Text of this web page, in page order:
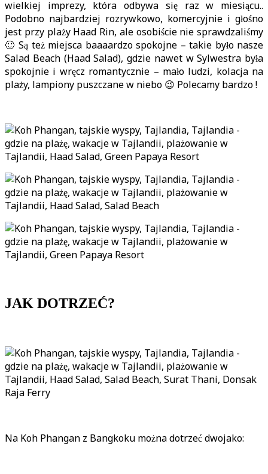
wielkiej imprezy, która odbywa się raz w miesiącu..
Podobno najbardziej rozrywkowo, komercyjnie i głośno
jest przy plaży Haad Rin, ale osobiście nie sprawdzaliśmy
🙂 Są też miejsca baaaardzo spokojne – takie było nasze
Salad Beach (Haad Salad), gdzie nawet w Sylwestra była
spokojnie i wręcz romantycznie – mało ludzi, kolacja na
plaży, lampiony puszczane w niebo 😉 Polecamy bardzo !
JAK DOTRZEĆ?
Na Koh Phangan z Bangkoku można dotrzeć dwojako: